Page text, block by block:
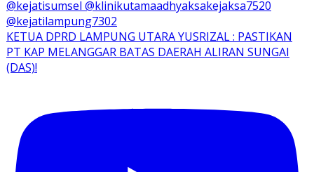
KETUA DPRD LAMPUNG UTARA YUSRIZAL : PASTIKAN
PT KAP MELANGGAR BATAS DAERAH ALIRAN SUNGAI
(DAS)!